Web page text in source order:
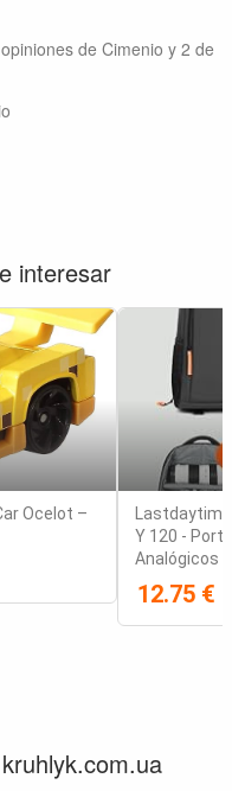
de Cimenio y 2 de
interesar
Ocelot –
Y 120 -
Analógicos
12.75 €